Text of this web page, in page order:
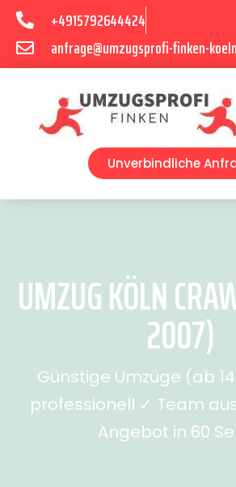
+4915792644424
anfrage@umzugsprofi-finken-
Unverbindliche
UMZUG KÖLN
2007)
Günstige Umzüge (ab
professionell ✓ Team
Angebot in 60